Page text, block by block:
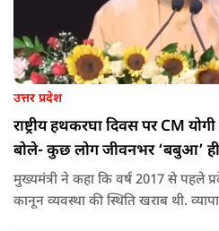
उत्तर प्रदेश
राष्ट्रीय हथकरघा दिवस पर CM
बोले- कुछ लोग जीवनभर ‘बबुआ’
मुख्यमंत्री ने कहा कि वर्ष 2017 से पहले
कानून व्यवस्था की स्थिति खराब थी.